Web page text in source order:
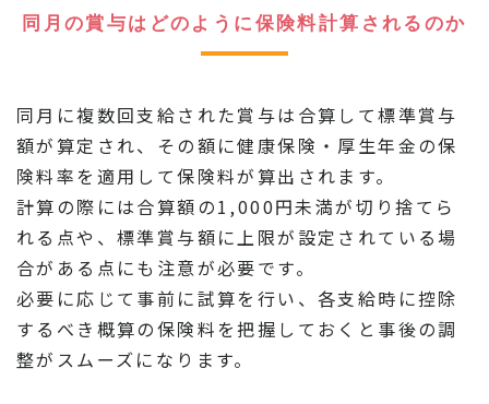
同月の賞与はどのように保険料計算されるのか
同月に複数回支給された賞与は合算して標準賞与
額が算定され、その額に健康保険・厚生年金の保
険料率を適用して保険料が算出されます。
計算の際には合算額の1,000円未満が切り捨てら
れる点や、標準賞与額に上限が設定されている場
合がある点にも注意が必要です。
必要に応じて事前に試算を行い、各支給時に控除
するべき概算の保険料を把握しておくと事後の調
整がスムーズになります。